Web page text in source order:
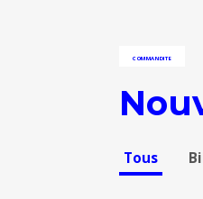
COMMANDITE
Tous